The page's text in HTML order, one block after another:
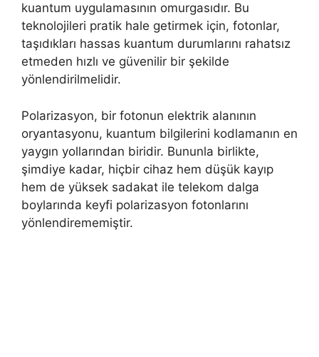
kuantum uygulamasının omurgasıdır. Bu
teknolojileri pratik hale getirmek için, fotonlar,
taşıdıkları hassas kuantum durumlarını rahatsız
etmeden hızlı ve güvenilir bir şekilde
yönlendirilmelidir.
Polarizasyon, bir fotonun elektrik alanının
oryantasyonu, kuantum bilgilerini kodlamanın en
yaygın yollarından biridir. Bununla birlikte,
şimdiye kadar, hiçbir cihaz hem düşük kayıp
hem de yüksek sadakat ile telekom dalga
boylarında keyfi polarizasyon fotonlarını
yönlendirememiştir.